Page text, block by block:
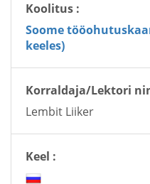
Koolitus :
Soome
keeles)
Korraldaja/Lektori
Lembit Liiker
Keel :